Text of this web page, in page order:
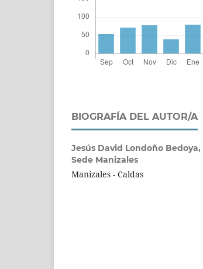
BIOGRAFÍA DEL AUTOR/A
Jesús David Londoño Bedoya,
Sede Manizales
Manizales - Caldas